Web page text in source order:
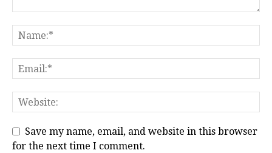
Save my name, email, and website in this browser
for the next time I comment.